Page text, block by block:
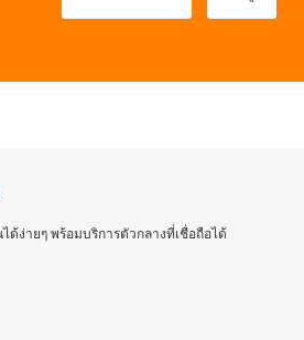
ด้ง่ายๆ พร้อมบริการตัวกลางที่เชื่อถือได้